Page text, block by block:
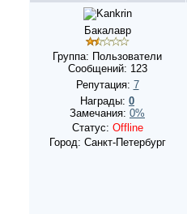
Бакалавр
Группа: Пользователи
Сообщений: 123
Репутация: 7
Награды: 0
Замечания: 0%
Статус: Offline
Город: Санкт-Петербург